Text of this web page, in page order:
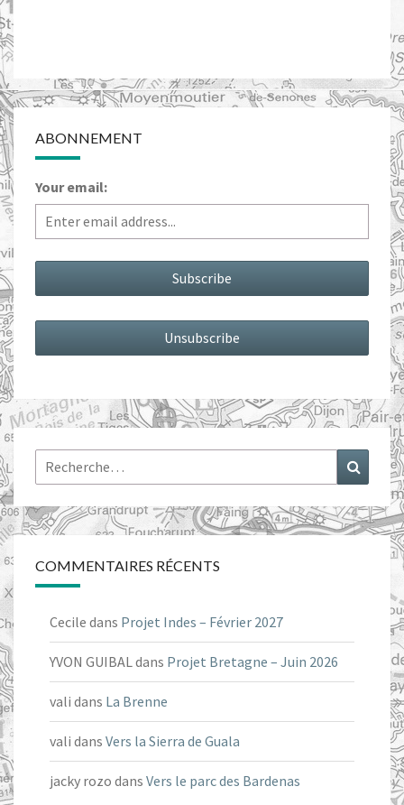
ABONNEMENT
Your email:
Rechercher :
COMMENTAIRES RÉCENTS
Cecile dans Projet Indes – Février 2027
YVON GUIBALdans Projet Bretagne – Juin 2026
vali dans La Brenne
vali dans Vers la Sierra de Guala
jacky rozo dans Vers le parc des Bardenas